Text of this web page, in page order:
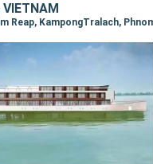
VIETNAM
Reap, KampongTralach,